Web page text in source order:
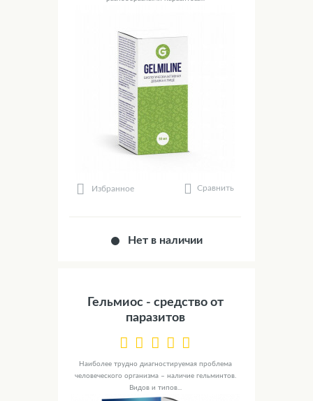
Избранное Сравнить
Нет в наличии
Гельмиос - средство от
паразитов
Наиболее трудно диагностируемая проблема
человеческого организма – наличие гельминтов.
Видов и типов...